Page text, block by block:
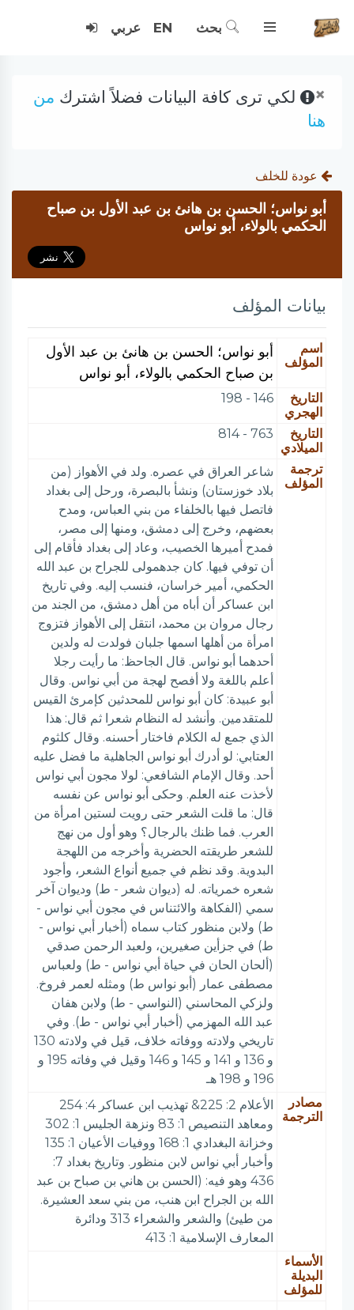
بحث EN عربي
× لكي ترى كافة البيانات فضلاً اشترك من
هنا
عودة للخلف
أبو نواس؛ الحسن بن هانئ بن عبد الأول بن صباح
الحكمي بالولاء، أبو نواس
بيانات المؤلف
اسم
المؤلف
أبو نواس؛ الحسن بن هانئ بن عبد الأول
بن صباح الحكمي بالولاء، أبو نواس
التاريخ
الهجري
146 - 198
التاريخ
الميلادي
763 - 814
ترجمة
المؤلف
شاعر العراق في عصره. ولد في الأهواز (من
بلاد خوزستان) ونشأ بالبصرة، ورحل إلى بغداد
فاتصل فيها بالخلفاء من بني العباس، ومدح
بعضهم، وخرج إلى دمشق، ومنها إلى مصر،
فمدح أميرها الخصيب، وعاد إلى بغداد فأقام إلى
أن توفي فيها. كان جدهمولى للجراح بن عبد الله
الحكمي، أمير خراسان، فنسب إليه. وفي تاريخ
ابن عساكر أن أباه من أهل دمشق، من الجند من
رجال مروان بن محمد، انتقل إلى الأهواز فتزوج
امرأة من أهلها اسمها جلبان فولدت له ولدين
أحدهما أبو نواس. قال الجاحظ: ما رأيت رجلا
أعلم باللغة ولا أفصح لهجة من أبي نواس. وقال
أبو عبيدة: كان أبو نواس للمحدثين كإمرئ القيس
للمتقدمين. وأنشد له النظام شعرا ثم قال: هذا
الذي جمع له الكلام فاختار أحسنه. وقال كلثوم
العتابي: لو أدرك أبو نواس الجاهلية ما فضل عليه
أحد. وقال الإمام الشافعي: لولا مجون أبي نواس
لأخذت عنه العلم. وحكى أبو نواس عن نفسه
قال: ما قلت الشعر حتى رويت لستين امرأة من
العرب. فما ظنك بالرجال؟ وهو أول من نهج
للشعر طريقته الحضرية وأخرجه من اللهجة
البدوية. وقد نظم في جميع أنواع الشعر، وأجود
شعره خمرياته. له (ديوان شعر - ط) وديوان آخر
سمي (الفكاهة والائتناس في مجون أبي نواس -
ط) ولابن منظور كتاب سماه (أخبار أبي نواس -
ط) في جزأين صغيرين، ولعبد الرحمن صدقي
(ألحان الحان في حياة أبي نواس - ط) ولعباس
مصطفى عمار (أبو نواس ط) ومثله لعمر فروخ.
ولزكي المحاسني (النواسي - ط) ولابن هفان
عبد الله المهزمي (أخبار أبي نواس - ط). وفي
تاريخي ولادته ووفاته خلاف، قيل في ولادته 130
و 136 و 141 و 145 و 146 وقيل في وفاته 195 و
196 و 198 هـ
مصادر
الترجمة
الأعلام 2: 225& تهذيب ابن عساكر 4: 254
ومعاهد التنصيص 1: 83 ونزهة الجليس 1: 302
وخزانة البغدادي 1: 168 ووفيات الأعيان 1: 135
وأخبار أبي نواس لابن منظور. وتاريخ بغداد 7:
436 وهو فيه: (الحسن بن هاني بن صباح بن عبد
الله بن الجراح ابن هنب، من بني سعد العشيرة.
من طيئ) والشعر والشعراء 313 ودائرة
المعارف الإسلامية 1: 413
الأسماء
البديلة
للمؤلف